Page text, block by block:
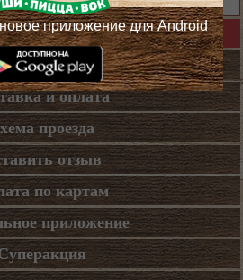
в каталог
Кафе
и оплата
проезда
отзыв
по картам
приложение
приложение для Android